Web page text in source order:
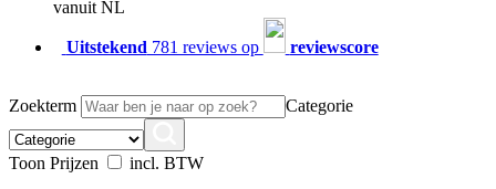
vanuit NL
Uitstekend 781 reviews op reviewscore
Zoekterm Categorie
Toon Prijzen
incl. BTW